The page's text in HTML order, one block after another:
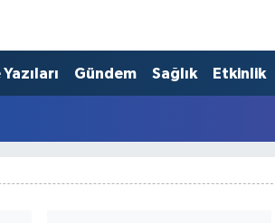
Gündem Sağlık Etkinlik